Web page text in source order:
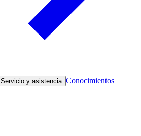
Servicio y asistencia Conocimientos